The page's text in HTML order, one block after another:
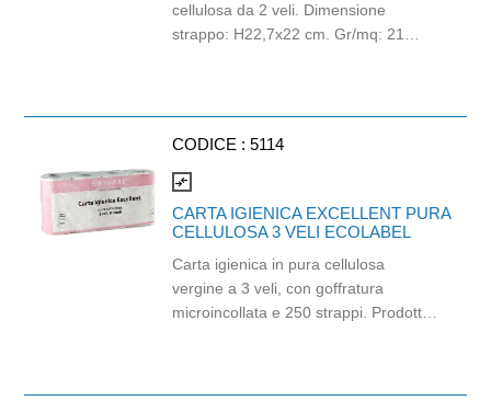
cellulosa da 2 veli. Dimensione
strappo: H22,7x22 cm. Gr/mq: 21
CODICE : 5114
compare_arrows
CARTA IGIENICA EXCELLENT PURA
CELLULOSA 3 VELI ECOLABEL
Carta igienica in pura cellulosa
vergine a 3 veli, con goffratura
microincollata e 250 strappi. Prodotto